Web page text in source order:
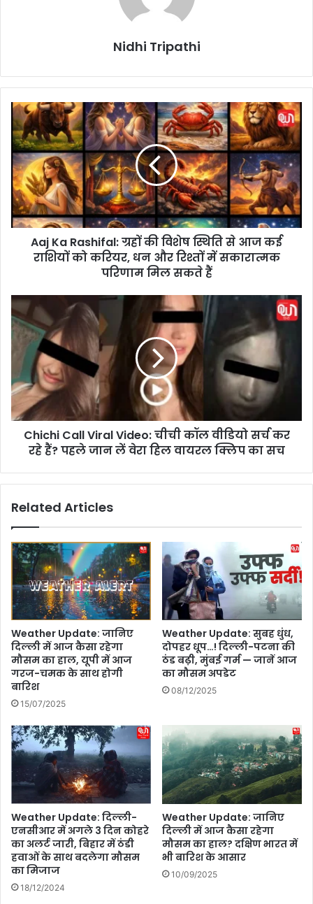
Nidhi Tripathi
A
a
j
K
a
R
a
s
h
:
ग्र
हों
ष
ति
क
रा
को
र
,
ध
न
औ
र
में
स
का
रा
त्म
प
रि
णा
म
मि
ल
Aaj Ka Rashifal: ग्रहों की विशेष स्थिति से आज कई
राशियों को करियर, धन और रिश्तों में सकारात्मक
परिणाम मिल सकते हैं
C
h
i
C
a
l
d
e
ची
कॉ
ल
वी
डि
यो
र्च
क
र
हे
हैं
?
प
ह
ले
जा
न
Chichi Call Viral Video: चीची कॉल वीडियो सर्च कर
रहे हैं? पहले जान लें वेरा हिल वायरल क्लिप का सच
Related Articles
Weather Update: जानिए
दिल्ली में आज कैसा रहेगा
मौसम का हाल, यूपी में आज
गरज-चमक के साथ होगी
बारिश
15/07/2025
Weather Update: सुबह धुंध,
दोपहर धूप…! दिल्ली-पटना की
ठंड बढ़ी, मुंबई गर्म — जानें आज
का मौसम अपडेट
08/12/2025
Weather Update: दिल्ली-
एनसीआर में अगले 3 दिन कोहरे
का अलर्ट जारी, बिहार में ठंडी
हवाओं के साथ बदलेगा मौसम
का मिजाज
18/12/2024
Weather Update: जानिए
दिल्ली में आज कैसा रहेगा
मौसम का हाल? दक्षिण भारत में
भी बारिश के आसार
10/09/2025